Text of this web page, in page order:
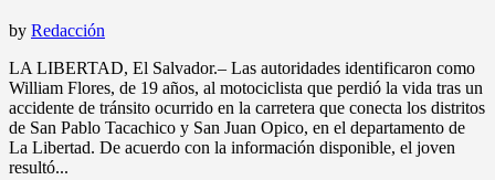
by Redacción
LA LIBERTAD, El Salvador.– Las autoridades identificaron como
William Flores, de 19 años, al motociclista que perdió la vida tras un
accidente de tránsito ocurrido en la carretera que conecta los distritos
de San Pablo Tacachico y San Juan Opico, en el departamento de
La Libertad. De acuerdo con la información disponible, el joven
resultó...